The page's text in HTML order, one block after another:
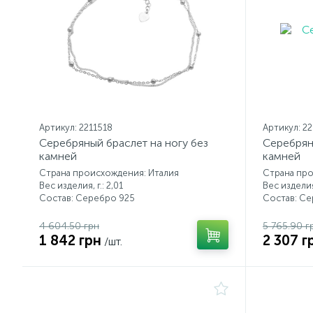
Артикул: 2211518
Серебряный браслет на ногу без
камней
Страна происхождения: Италия
Вес изделия, г.: 2,01
Состав: Серебро 925
4 604.50 грн
1 842 грн /шт.
Артикул:
камней
Страна
Вес
Состав:
5 765.90
2 307